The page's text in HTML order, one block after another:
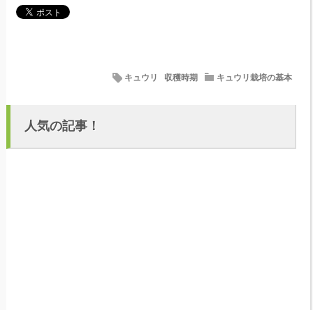
キュウリ 収穫時期 キュウリ栽培の基本
人気の記事！